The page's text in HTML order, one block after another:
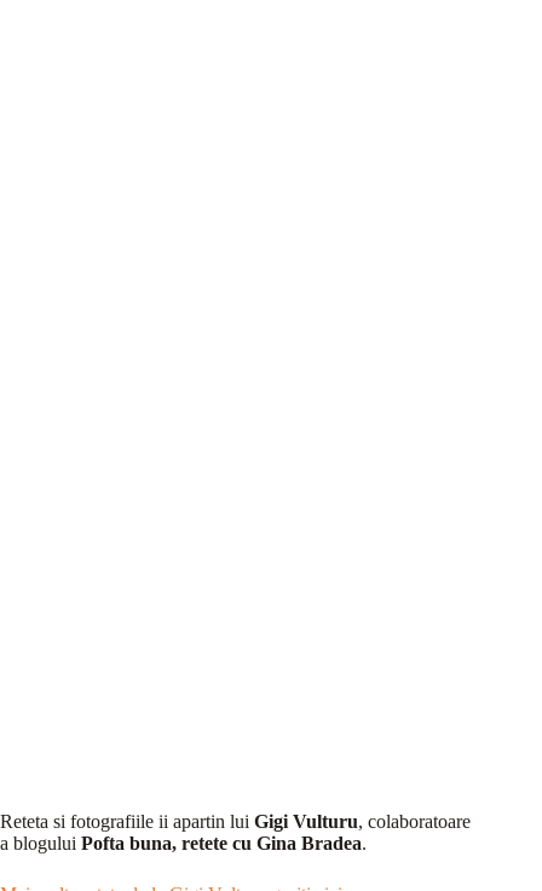
Reteta si fotografiile ii apartin lui Gigi Vulturu, colaboratoare
a blogului Pofta buna, retete cu Gina Bradea.